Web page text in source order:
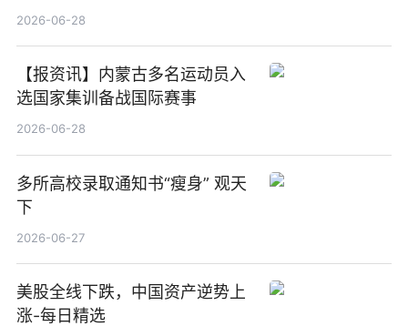
2026-06-28
【报资讯】内蒙古多名运动员入
选国家集训备战国际赛事
2026-06-28
多所高校录取通知书“瘦身” 观天
下
2026-06-27
美股全线下跌，中国资产逆势上
涨-每日精选